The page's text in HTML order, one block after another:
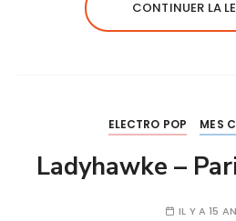
CONTINUER LA
ELECTRO POP MES
Ladyhawke –
IL Y A 15